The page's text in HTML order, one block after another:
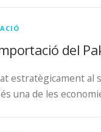
del
estratègicament al
una de les